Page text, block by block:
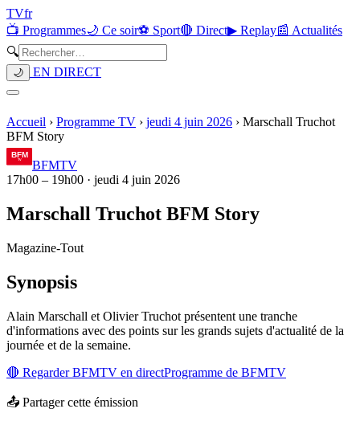
TVfr
📺 Programmes🌙 Ce soir⚽ Sport🔴 Direct▶ Replay📰 Actualités
🔍
🌙 EN DIRECT
Accueil › Programme TV › jeudi 4 juin 2026 › Marschall Truchot
BFM Story
BFMTV
17h00 – 19h00 · jeudi 4 juin 2026
Marschall Truchot BFM Story
Magazine-Tout
Synopsis
Alain Marschall et Olivier Truchot présentent une tranche
d'informations avec des points sur les grands sujets d'actualité de la
journée et de la semaine.
🔴 RegarderBFMTV en directProgramme de BFMTV
📤 Partager cette émission